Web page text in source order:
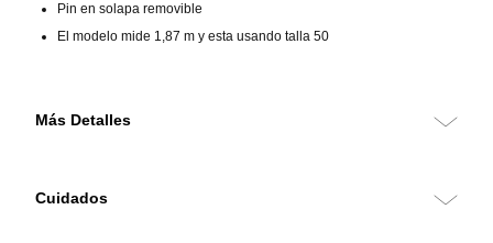
Pin en solapa removible
El modelo mide 1,87 m y esta usando talla 50
Más Detalles
caída excepcional. Su diseño liso con solapa clásica ofrece una
Cuidados